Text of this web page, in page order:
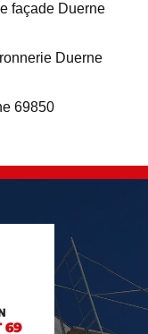
façade Duerne
Duerne
69850